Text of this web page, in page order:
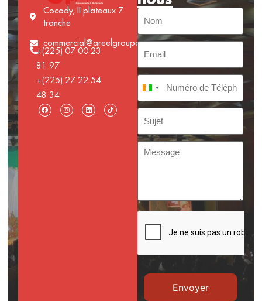
Cocody, II plateaux 7
tranche
commercial@areelgroupe.com
+(225) 07 00 23
81 97
+(225) 27 22 54
48 34
Côte d’Ivoire +225